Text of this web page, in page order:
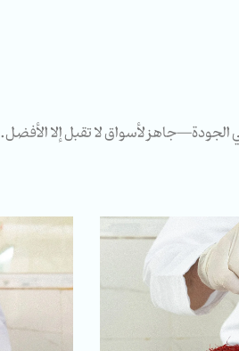
لأسواق لا تقبل إلا الأفضل.